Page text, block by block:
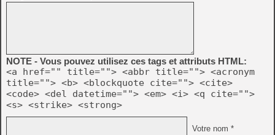
NOTE - Vous pouvez utilisez ces tags et attributs HTML:
<a href="" title=""> <abbr title=""> <acronym
title=""> <b> <blockquote cite=""> <cite>
<code> <del datetime=""> <em> <i> <q cite="">
<s> <strike> <strong>
Votre nom *